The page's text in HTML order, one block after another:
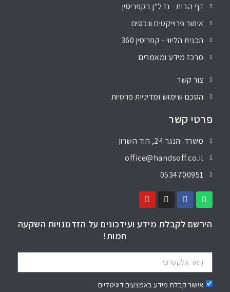
דף הבית - נדל"ן בקפריסין
איתור פרוייקטים ונכסים
תכנית הליווי - קפריסין 360
מרכז מידע ומאמרים
צור קשר
הסכם שימוש ומדיניות פרטיות
פרטי קשר
משרד: הנגר 24, הוד השרון
office@handsoff.co.il
0534700951
הירשם לקבלת מידע ועידכונים על הזדמנויות השקעה
חמות!
אישור קבלת מידע באמצעים דיגיטליים